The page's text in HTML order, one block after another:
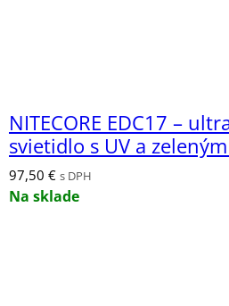
NITECORE EDC17 –
svietidlo s UV a
97,50 € s DPH
Na sklade